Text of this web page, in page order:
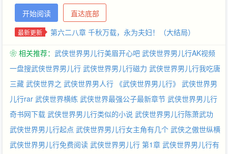
系统，这一下陈萧彻底郁闷了。你瞧瞧这系统给发布的这些坑爹的
任务—— “任务发布：解析《六脉神剑》、解析《火焰刀》、融合
《九阴九阳》、完善《葵花宝典》……” 解析就解析，技术宅威武
—————————— 公布个五百人的书友群：【56167536】喜
欢聊天讨论的就来吧。
开始阅读 直达底部
最新更新 第六二八章 千秋万载，永为夫妇！（大结局）
❀ 相关推荐： 武侠世界男儿行美眉开心吧 武侠世界男儿行AK视频
一盘搜武侠世界男儿行 武侠世界男儿行磁力 武侠世界男儿行我吃唐
三藏 武侠世界之 武侠世界男人行 《武侠世界男儿行》 武侠世界男
儿行rar 武侠世界横练 武侠世界最强公子最新章节 武侠世界男儿行
奇书网下载 武侠世界男儿行类似的小说 武侠世界男儿行陈萧武功
武侠世界男儿行起点 武侠世界男儿行女主角有几个 武侠之傲世纵横
武侠世界男儿行免费阅读 武侠世界男儿行 第1章 武侠世界男儿行有